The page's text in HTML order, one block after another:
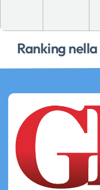
Ranking